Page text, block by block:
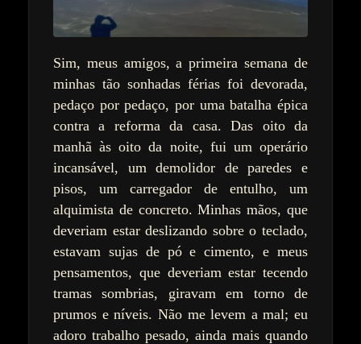
Sim, meus amigos, a primeira semana de
minhas tão sonhadas férias foi devorada,
pedaço por pedaço, por uma batalha épica
contra a reforma da casa. Das oito da
manhã às oito da noite, fui um operário
incansável, um demolidor de paredes e
pisos, um carregador de entulho, um
alquimista de concreto. Minhas mãos, que
deveriam estar deslizando sobre o teclado,
estavam sujas de pó e cimento, e meus
pensamentos, que deveriam estar tecendo
tramas sombrias, giravam em torno de
prumos e níveis. Não me levem a mal; eu
adoro trabalho pesado, ainda mais quando